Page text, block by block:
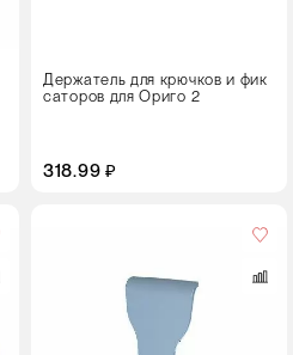
Держатель для крючков и фик
саторов для Ориго 2
318.99 ₽